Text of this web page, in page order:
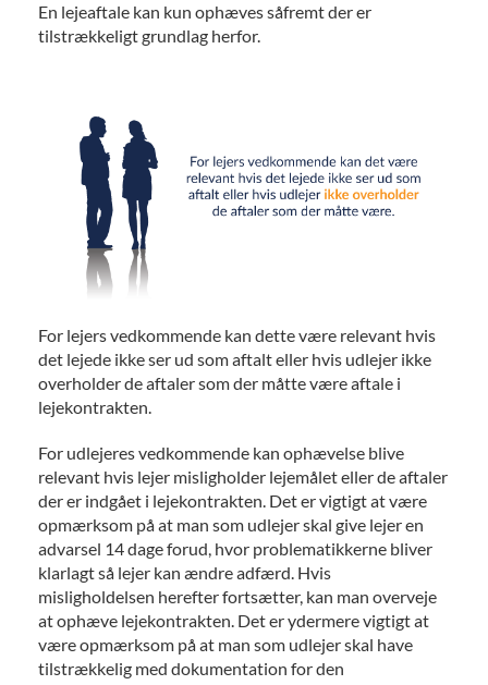
En lejeaftale kan kun ophæves såfremt der er
tilstrækkeligt grundlag herfor.
For lejers vedkommende kan dette være relevant hvis
det lejede ikke ser ud som aftalt eller hvis udlejer ikke
overholder de aftaler som der måtte være aftale i
lejekontrakten.
For udlejeres vedkommende kan ophævelse blive
relevant hvis lejer misligholder lejemålet eller de aftaler
der er indgået i lejekontrakten. Det er vigtigt at være
opmærksom på at man som udlejer skal give lejer en
advarsel 14 dage forud, hvor problematikkerne bliver
klarlagt så lejer kan ændre adfærd. Hvis
misligholdelsen herefter fortsætter, kan man overveje
at ophæve lejekontrakten. Det er ydermere vigtigt at
være opmærksom på at man som udlejer skal have
tilstrækkelig med dokumentation for den